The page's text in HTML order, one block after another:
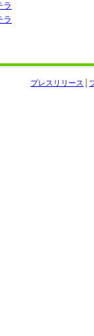
ラ
ラ
プレスリリース